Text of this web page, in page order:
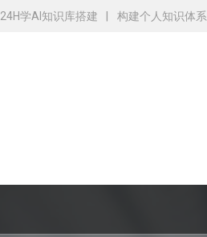
24H学AI知识库搭建 构建个人知识体系